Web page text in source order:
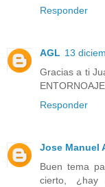
Responder
AGL 13
Gracias a ti
Responder
Jose Manuel
Buen tema
cierto, ¿hay